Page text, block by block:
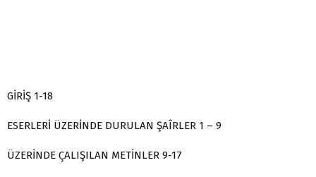
GİRİŞ 1-18
ESERLERİ ÜZERİNDE DURULAN ŞAÎRLER 1 – 9
ÜZERİNDE ÇALIŞILAN METİNLER 9-17